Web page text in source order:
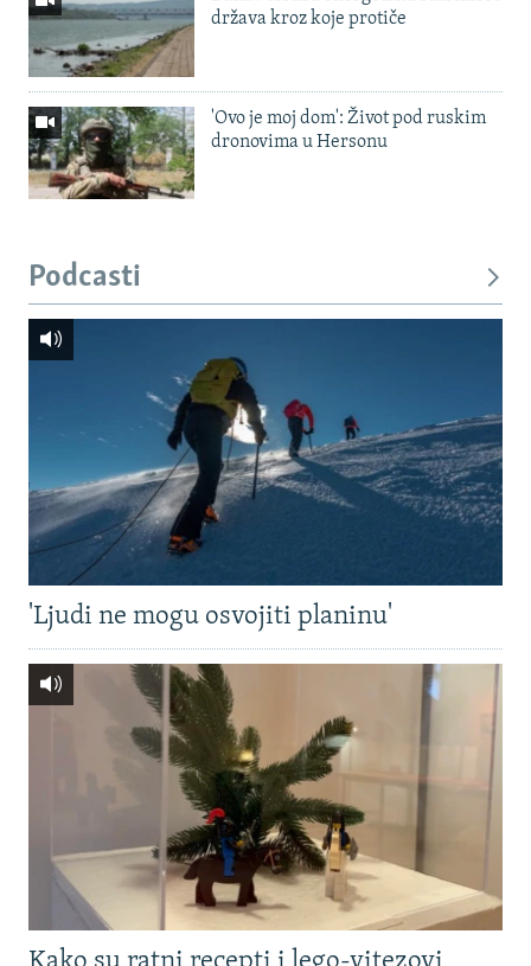
država kroz koje protiče
'Ovo je moj dom': Život pod ruskim
dronovima u Hersonu
Podcasti
'Ljudi ne mogu osvojiti planinu'